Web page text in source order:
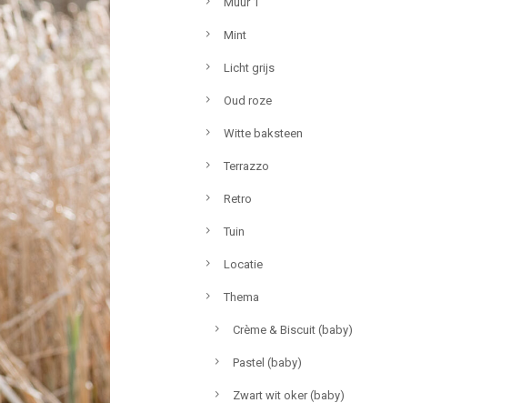
Mint
Licht grijs
Oud roze
Witte baksteen
Terrazzo
Retro
Tuin
Locatie
Thema
Crème & Biscuit (baby)
Pastel (baby)
Zwart wit oker (baby)